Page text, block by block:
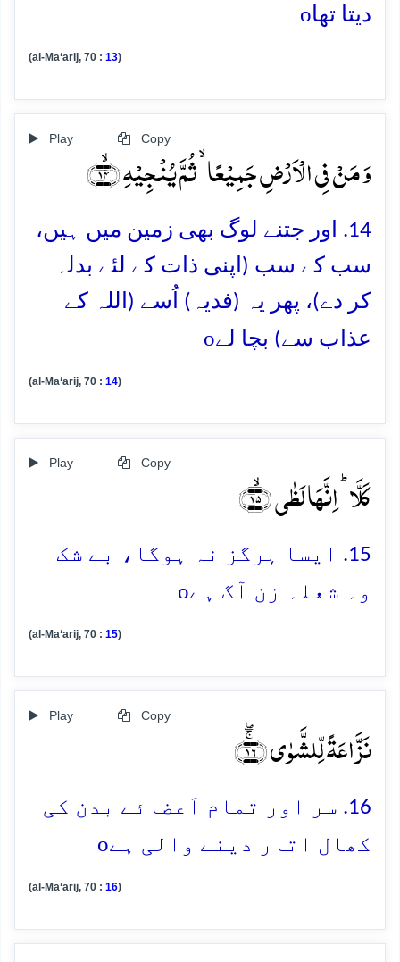
دیتا تھاo
(al-Ma‘arij, 70 : 13)
Play Copy
وَ مَنۡ فِی الۡاَرۡضِ جَمِیۡعًا ۙ ثُمَّ یُنۡجِیۡہِ ﴿ۙ۱۴﴾
14. اور جتنے لوگ بھی زمین میں ہیں،
سب کے سب (اپنی ذات کے لئے بدلہ
کر دے)، پھر یہ (فدیہ) اُسے (اللہ کے
عذاب سے) بچا لےo
(al-Ma‘arij, 70 : 14)
Play Copy
کَلَّا ؕ اِنَّہَا لَظٰی ﴿ۙ۱۵﴾
15. ایسا ہرگز نہ ہوگا، بے شک
وہ شعلہ زن آگ ہےo
(al-Ma‘arij, 70 : 15)
Play Copy
نَزَّاعَۃً لِّلشَّوٰی ﴿ۚۖ۱۶﴾
16. سر اور تمام اَعضائے بدن کی
کھال اتار دینے والی ہےo
(al-Ma‘arij, 70 : 16)